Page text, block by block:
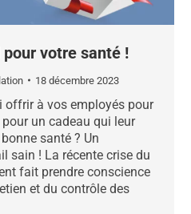
pour votre santé !
18 décembre 2023
offrir à vos employés pour
un cadeau qui leur
santé ? Un
sain ! La récente crise du
fait prendre conscience
et du contrôle des